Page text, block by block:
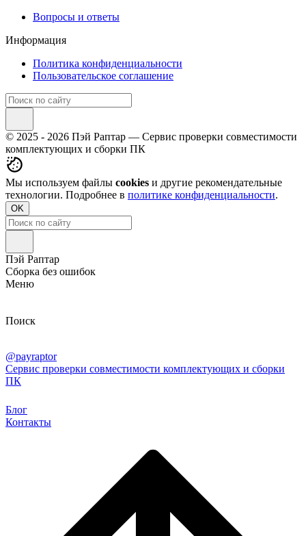
Вопросы и ответы
Информация
Политика конфиденциальности
Пользовательское соглашение
© 2025 - 2026 Пэй Раптар — Сервис проверки совместимости
комплектующих и сборки ПК
Мы используем файлы cookies и другие рекомендательные
технологии. Подробнее в политике конфиденциальности.
OK
Пэй Раптар
Сборка без ошибок
Меню
Поиск
@payraptor
Сервис проверки совместимости комплектующих и сборки
ПК
Блог
Контакты